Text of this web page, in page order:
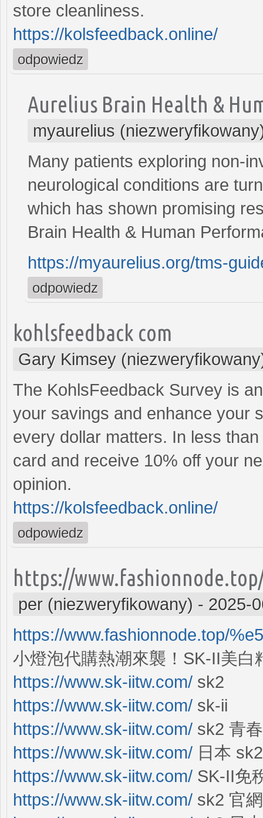
store cleanliness.
https://kolsfeedback.online/
odpowiedz
Aurelius Brain Health &
myaurelius
Many patients exploring non-
neurological conditions are
which has shown promising
Brain Health & Human
https://myaurelius.org/tms-
odpowiedz
kohlsfeedback com
Gary Kimsey
The KohlsFeedback Survey is
your savings and enhance your
every dollar matters. In less
card and receive 10% off your
opinion.
https://kolsfeedback.online/
odpowiedz
https://
per (niezweryfikowany) - 2025-
https://www.fashionnode.top/
小燈泡代購熱潮來襲！SK-II美白
https://www.sk-iitw.com/ sk2
https://www.sk-iitw.com/ sk-ii
https://www.sk-iitw.com/ sk2 青
https://www.sk-iitw.com/ 日本 sk2
https://www.sk-iitw.com/ SK-II免
https://www.sk-iitw.com/ sk2 官網